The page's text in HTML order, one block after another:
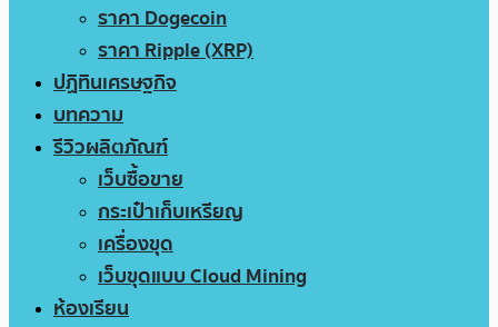
ราคา Dogecoin
ราคา Ripple (XRP)
ปฏิทินเศรษฐกิจ
บทความ
รีวิวผลิตภัณฑ์
เว็บซื้อขาย
กระเป๋าเก็บเหรียญ
เครื่องขุด
เว็บขุดแบบ Cloud Mining
ห้องเรียน